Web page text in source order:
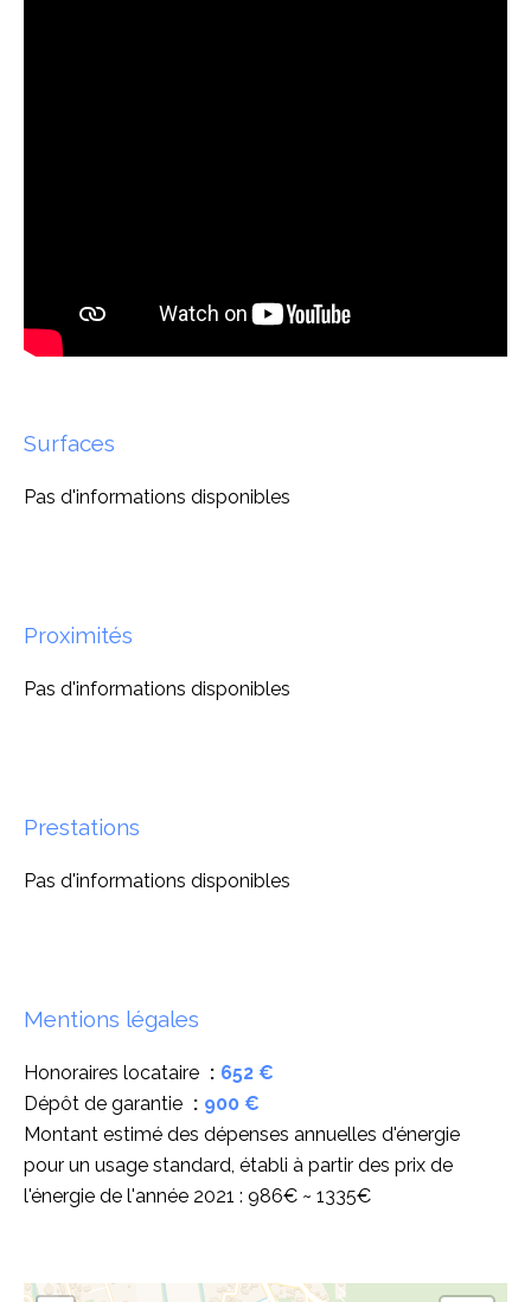
Surfaces
Pas d'informations disponibles
Proximités
Pas d'informations disponibles
Prestations
Pas d'informations disponibles
Mentions légales
Honoraires locataire
652 €
Dépôt de garantie
900 €
Montant estimé des dépenses annuelles d'énergie
pour un usage standard, établi à partir des prix de
l'énergie de l'année 2021 : 986€ ~ 1335€